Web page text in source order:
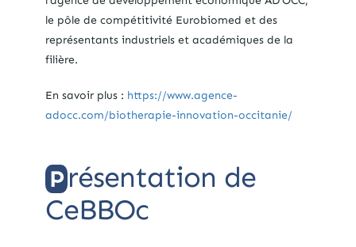
le pôle de compétitivité Eurobiomed et des
représentants industriels et académiques de la
filière.
En savoir plus : https://www.agence-
adocc.com/biotherapie-innovation-occitanie/
Présentation de
CeBBOc